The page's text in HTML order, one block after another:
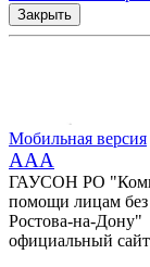
Закрыть
Мобильная версия
AAA
ГАУСОН РО
помощи лицам без
Ростова-на-Дону"
официальный сайт